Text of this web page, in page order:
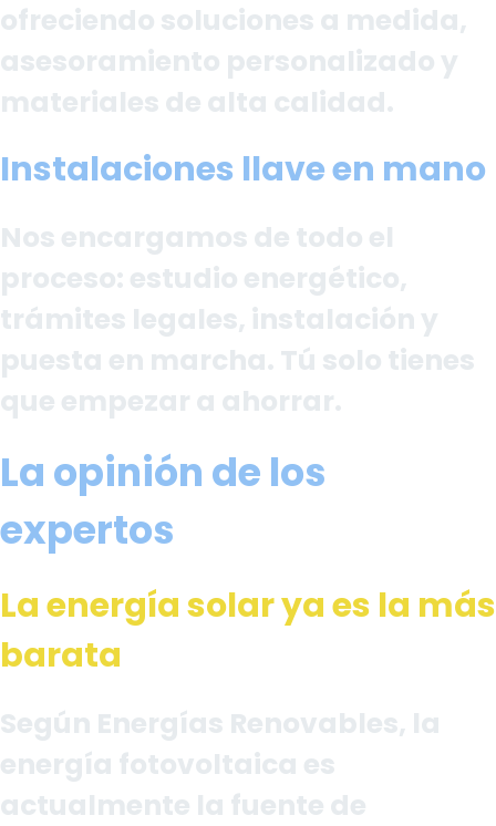
ofreciendo soluciones a medida,
asesoramiento personalizado y
materiales de alta calidad.
Instalaciones llave en mano
Nos encargamos de todo el
proceso: estudio energético,
trámites legales, instalación y
puesta en marcha. Tú solo tienes
que empezar a ahorrar.
La opinión de los
expertos
La energía solar ya es la más
barata
Según Energías Renovables, la
energía fotovoltaica es
actualmente la fuente de